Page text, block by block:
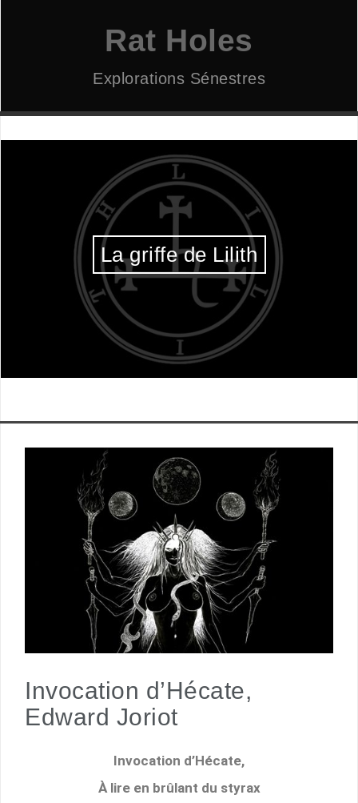
Rat Holes
Explorations Sénestres
La griffe de Lilith
Invocation d’Hécate,
Edward Joriot
Invocation d’Hécate,
À lire en brûlant du styrax